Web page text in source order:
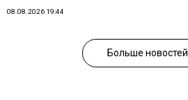
08.08.2026 19:44
Больше новостей